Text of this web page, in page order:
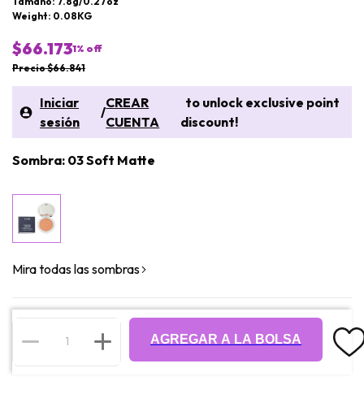
Weight: 0.08KG
$66.1731% off
Precio $66.841
Iniciar
sesión
/
CREAR
CUENTA
to unlock exclusive point
discount!
Sombra: 03 Soft Matte
Mira todas las sombras
AGREGAR A LA BOLSA